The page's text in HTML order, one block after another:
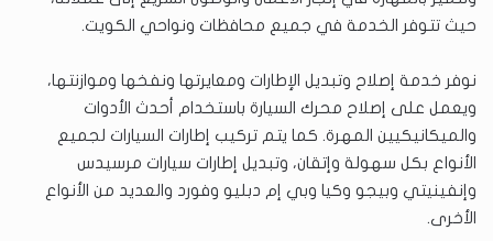
حيث تتوفر الخدمة في جميع محافظات ونواحي الكويت.
نوفر خدمة إصلاح وتبديل الإطارات ومعايرتها ونفخها وموازنتها،
ويعمل على إصلاح محرك السيارة باستخدام أحدث الأدوات
والميكانيكيين المهرة. كما يتم تركيب إطارات السيارات لجميع
الأنواع بكل سهولة وإتقان، وتبديل إطارات سيارات مرسيدس
وإنفينيتي وبيجو وكيا وبي إم دبليو وفورد والعديد من الأنواع
الأخرى.